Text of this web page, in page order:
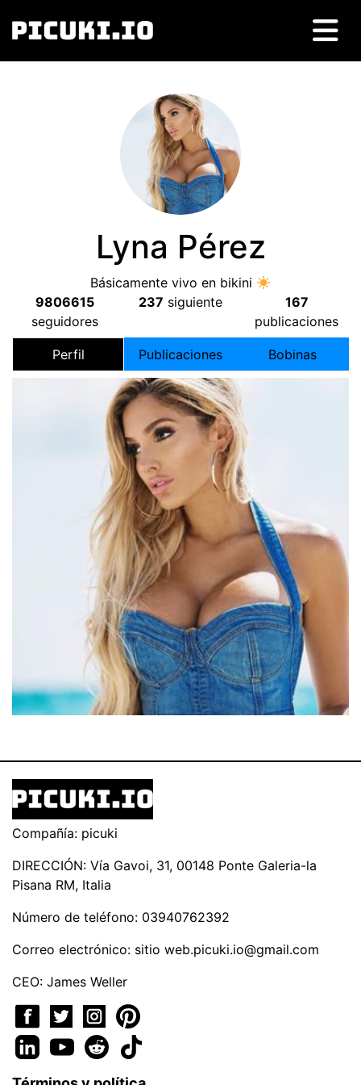
Lyna Pérez
Básicamente vivo en bikini
9806615
seguidores
237 siguiente
167
publicaciones
Perfil Publicaciones Bobinas
Compañía: picuki
DIRECCIÓN: Vía Gavoi, 31, 00148 Ponte Galeria-la
Pisana RM, Italia
Número de teléfono: 03940762392
Correo electrónico: sitio web.picuki.io@gmail.com
CEO: James Weller